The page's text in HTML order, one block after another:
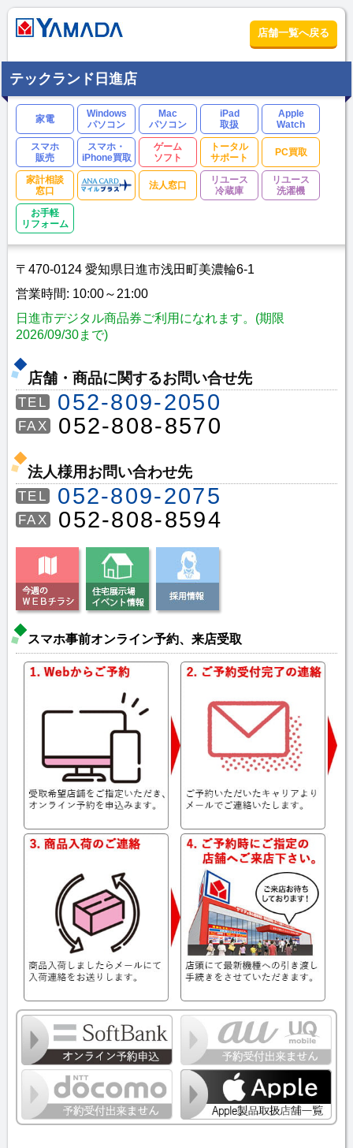
店舗一覧へ戻る
テックランド日進店
家電
Windows
パソコン
Mac
パソコン
iPad
取扱
Apple
Watch
スマホ
販売
スマホ・
iPhone買取
ゲーム
ソフト
トータル
サポート
PC買取
家計相談
窓口
法人窓口
リユース
冷蔵庫
リユース
洗濯機
お手軽
リフォーム
〒470-0124 愛知県日進市浅田町美濃輪6-1
営業時間: 10:00～21:00
日進市デジタル商品券ご利用になれます。(期限
2026/09/30まで)
店舗・商品に関するお問い合せ先
TEL 052-809-2050
FAX 052-808-8570
法人様用お問い合わせ先
TEL 052-809-2075
FAX 052-808-8594
スマホ事前オンライン予約、来店受取